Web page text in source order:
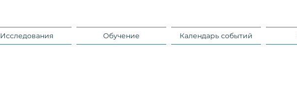
Исследования Обучение Календарь событий